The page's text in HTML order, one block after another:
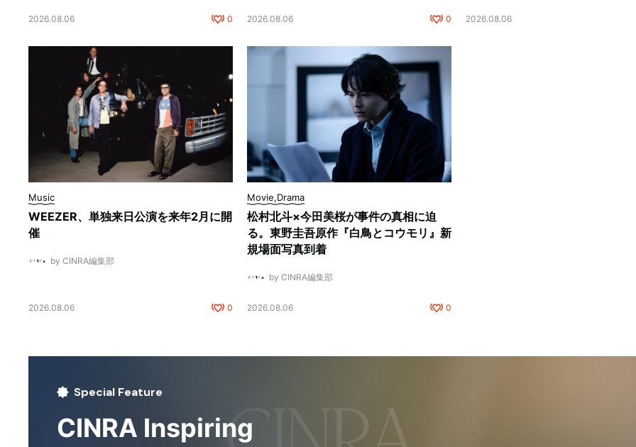
2026.08.06 0 2026.08.06 0 2026.08.06
Music
WEEZER、単独来日公演を来年2月に開
催
by CINRA編集部
2026.08.06 0
Movie,Drama
松村北斗×今田美桜が事件の真相に迫
る。東野圭吾原作『白鳥とコウモリ』新
規場面写真到着
by CINRA編集部
2026.08.06 0
Special Feature
CINRA Inspiring